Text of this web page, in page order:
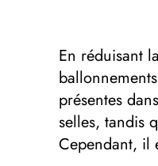
En réduisant
présentes
selles, tandis
Cependant, il